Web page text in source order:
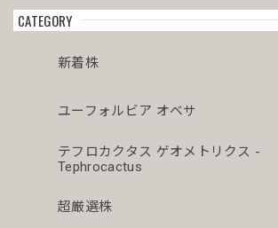
CATEGORY
新着株
ユーフォルビア オベサ
テフロカクタス ゲオメトリクス -
Tephrocactus
超厳選株
た😊まさにアーティスティックオベサ💓芸
とも宜しくお願い致します🙇‍♂️🙇‍♂️
2026/04/03
シュッとスタイルの良いオベサが届きドキ
のでまたお迎えしたいです。